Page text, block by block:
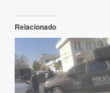
Relacionado